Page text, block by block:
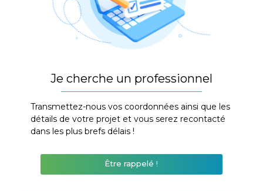
Je cherche un professionnel
Transmettez-nous vos coordonnées ainsi que les
détails de votre projet et vous serez recontacté
dans les plus brefs délais !
Être rappelé !